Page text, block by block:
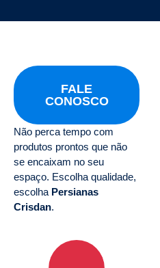
FALE
CONOSCO
Não perca tempo com
produtos prontos que não
se encaixam no seu
espaço. Escolha qualidade,
escolha Persianas
Crisdan.